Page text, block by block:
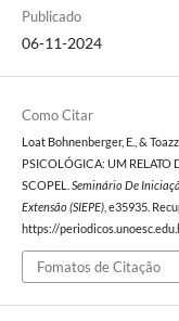
Publicado
06-11-2024
Como Citar
Loat Bohnenberger, E., &
PSICOLÓGICA: UM RELATO
SCOPEL. Seminário De
Extensão (SIEPE), e35935.
https://
Fomatos de Citação